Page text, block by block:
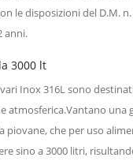
le disposizioni del D.M. n.
anni.
3000 lt
Inox 316L sono
atmosferica.Vantano una
piovane, che per uso
sino a 3000 litri,